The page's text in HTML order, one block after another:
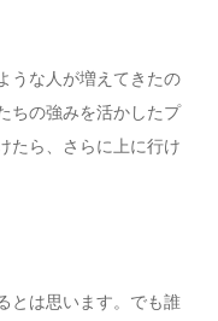
うな人が増えてきたの
ちの強みを活かしたプ
たら、さらに上に行け
とは思います。でも誰